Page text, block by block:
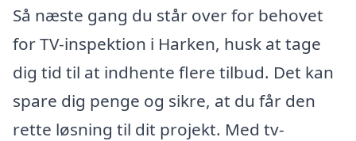
Så næste gang du står over for behovet
for TV-inspektion i Harken, husk at tage
dig tid til at indhente flere tilbud. Det kan
spare dig penge og sikre, at du får den
rette løsning til dit projekt. Med tv-